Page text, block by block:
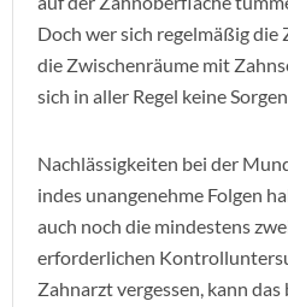
Doch wer sich regelmäßig die
die Zwischenräume mit
sich in aller Regel keine
Nachlässigkeiten bei der
indes unangenehme Folgen
auch noch die mindestens
erforderlichen
Zahnarzt vergessen, kann das